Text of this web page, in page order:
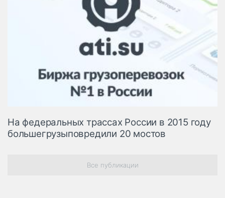
На федеральных трассах России в 2015 году
большегрузыповредили 20 мостов
Все публикации